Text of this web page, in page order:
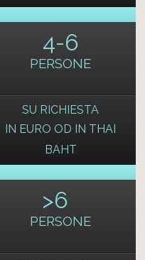
4-6
PERSONE
SU RICHIESTA
IN EURO OD IN THAI
BAHT
>6
PERSONE